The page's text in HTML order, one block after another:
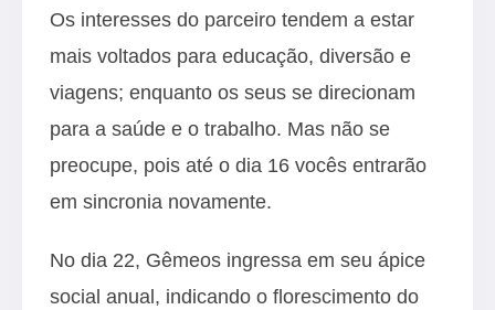
Os interesses do parceiro tendem a estar
mais voltados para educação, diversão e
viagens; enquanto os seus se direcionam
para a saúde e o trabalho. Mas não se
preocupe, pois até o dia 16 vocês entrarão
em sincronia novamente.
No dia 22, Gêmeos ingressa em seu ápice
social anual, indicando o florescimento do